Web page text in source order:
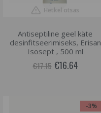
Hetkel otsas
Antiseptiline geel käte
desinfitseerimiseks, Erisan
Isosept , 500 ml
€17.15 €16.64
-3%